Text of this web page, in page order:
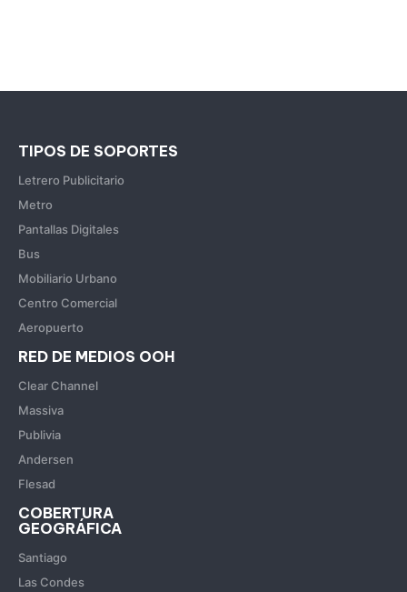
TIPOS DE SOPORTES
Letrero Publicitario
Metro
Pantallas Digitales
Bus
Mobiliario Urbano
Centro Comercial
Aeropuerto
RED DE MEDIOS OOH
Clear Channel
Massiva
Publivia
Andersen
Flesad
COBERTURA
GEOGRÁFICA
Santiago
Las Condes